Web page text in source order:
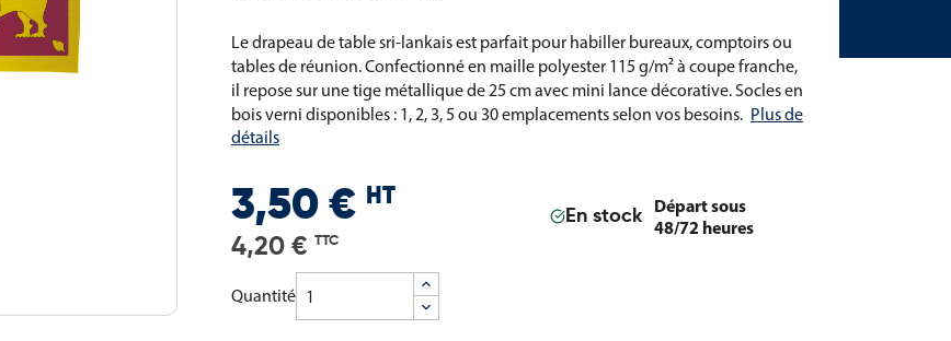
Le drapeau de table sri-lankais est parfait pour habiller bureaux, comptoirs ou
tables de réunion. Confectionné en maille polyester 115 g/m² à coupe franche,
il repose sur une tige métallique de 25 cm avec mini lance décorative. Socles en
bois verni disponibles : 1, 2, 3, 5 ou 30 emplacements selon vos besoins. Plus de
détails
3,50 € HT
4,20 € TTC
En stock
Départ sous
48/72 heures
Quantité